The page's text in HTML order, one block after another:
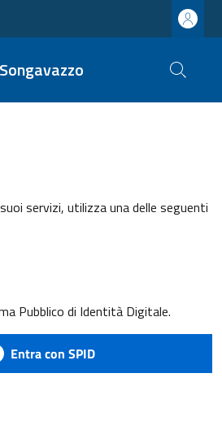
servizi, utilizza una delle seguenti
Pubblico di Identità Digitale.
Entra con SPID